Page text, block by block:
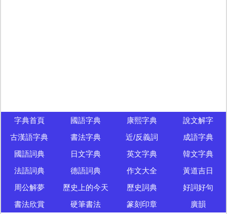
字典首頁 國語字典 康熙字典
說文解字
古漢語字典
書法字典 近/反義詞
成語字典
國語詞典
日文字典 英文字典
韓文字典
法語詞典
德語詞典 作文大全
黃道吉日
周公解夢
歷史上的今天 歷史詞典
好詞好句
書法欣賞
硬筆書法 篆刻印章 廣韻